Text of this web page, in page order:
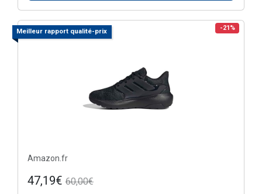
Meilleur rapport qualité-prix -21%
Amazon.fr
47,19€ 60,00€